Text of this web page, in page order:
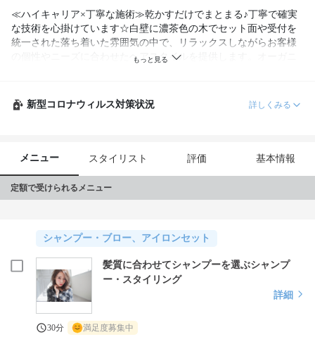
≪ハイキャリア×丁寧な施術≫乾かすだけでまとまる♪丁寧で確実
な技術を心掛けています☆白壁に濃茶色の木でセット面や受付を
統一された落ち着いた雰囲気の中で、リラックスしながらお客様
の個性やニーズに合わせたヘアスタイルを提供します。オーガニ
新型コロナウィルス対策状況 詳しくみる
メニュー スタイリスト 評価 基本情報
定額で受けられるメニュー
シャンプー・ブロー、アイロンセット
髪質に合わせてシャンプーを選ぶシャンプ
ー・スタイリング
詳細
30分 満足度募集中